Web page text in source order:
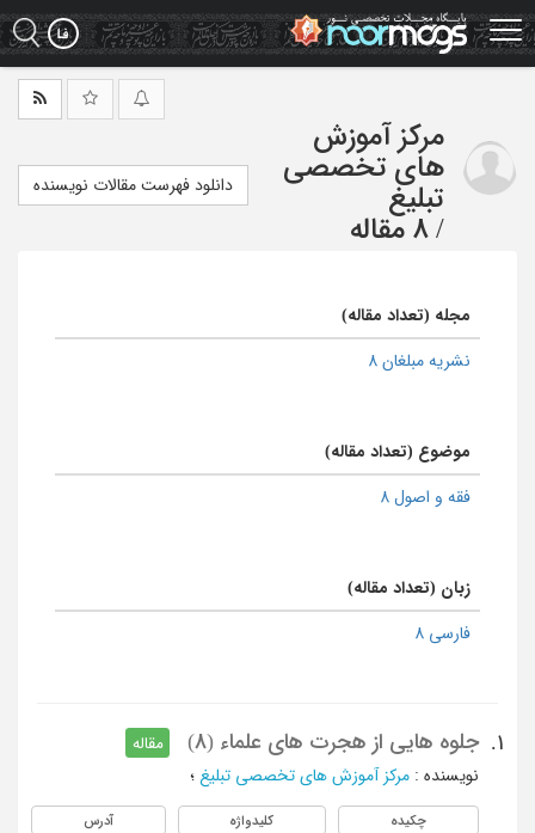
Skip
to
main
مرکز آموزش
های تخصصی
تبلیغ
/ 8 مقاله
دانلود فهرست مقالات نویسنده
مجله (تعداد مقاله)
نشریه مبلغان 8
موضوع (تعداد مقاله)
فقه و اصول 8
زبان (تعداد مقاله)
فارسی 8
1. جلوه هایی از هجرت های علماء (8)
مقاله
نویسنده : مرکز آموزش های تخصصی تبلیغ ؛
چکیده کلیدواژه آدرس